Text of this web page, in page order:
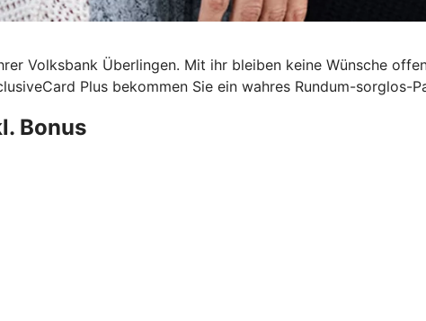
Volksbank Überlingen. Mit ihr bleiben keine Wünsche
Plus bekommen Sie ein wahres Rundum-sorglos-
Bonus